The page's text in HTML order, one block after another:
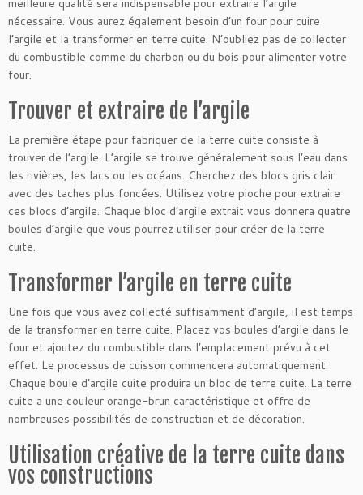
meilleure qualité sera indispensable pour extraire l’argile
nécessaire. Vous aurez également besoin d’un four pour cuire
l’argile et la transformer en terre cuite. N’oubliez pas de collecter
du combustible comme du charbon ou du bois pour alimenter votre
four.
Trouver et extraire de l’argile
La première étape pour fabriquer de la terre cuite consiste à
trouver de l’argile. L’argile se trouve généralement sous l’eau dans
les rivières, les lacs ou les océans. Cherchez des blocs gris clair
avec des taches plus foncées. Utilisez votre pioche pour extraire
ces blocs d’argile. Chaque bloc d’argile extrait vous donnera quatre
boules d’argile que vous pourrez utiliser pour créer de la terre
cuite.
Transformer l’argile en terre cuite
Une fois que vous avez collecté suffisamment d’argile, il est temps
de la transformer en terre cuite. Placez vos boules d’argile dans le
four et ajoutez du combustible dans l’emplacement prévu à cet
effet. Le processus de cuisson commencera automatiquement.
Chaque boule d’argile cuite produira un bloc de terre cuite. La terre
cuite a une couleur orange-brun caractéristique et offre de
nombreuses possibilités de construction et de décoration.
Utilisation créative de la terre cuite dans
vos constructions